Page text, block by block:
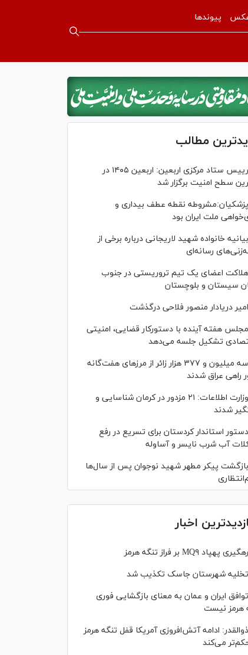
پیوندها
مطالب
رییس ستاد مرکزی اربعین: اربعین ۱۴۰۵ در
سطح امنیت برگزار شد
پزشکیان:مشروطه نقطه عطف بیداری و
ملت ایران بود
بیانیه خانواده شهید لاریجانی درباره برخی از
رسانه‌ای
هلاکت اعضای یک تیم تروریستی در جنوب
سیستان و بلوچستان
امیر دریادار منصور فلاحی درگذشت
مجلس هفته آینده با دستورکار قضایی، امنیتی
تشکیل جلسه می‌دهد
سه میلیون و ۳۷۷ هزار زائر از مرز‌های هفت‌گانه
راهی عراق شدند
وزارت اطلاعات: ۲۱ مزدور در کرمان شناسایی و
شدند
دستور استاندار کردستان برای تسریع در رفع
آب شرب نایسر و آساوله
بازگشت پیکر مطهر شهید نوجوان پس از سال‌ها
اخبار
رهگیری پهپاد MQ۹ بر فراز تنگه هرمز
تخلیه شهرستان جاسک تکذیب شد
توافق ایران و عمان به معنای بازگشایی فوری
هرمز نیست
ذوالقدر: ادامه آتش‌افروزی آمریکا قفل تنگه هرمز
می‌کند